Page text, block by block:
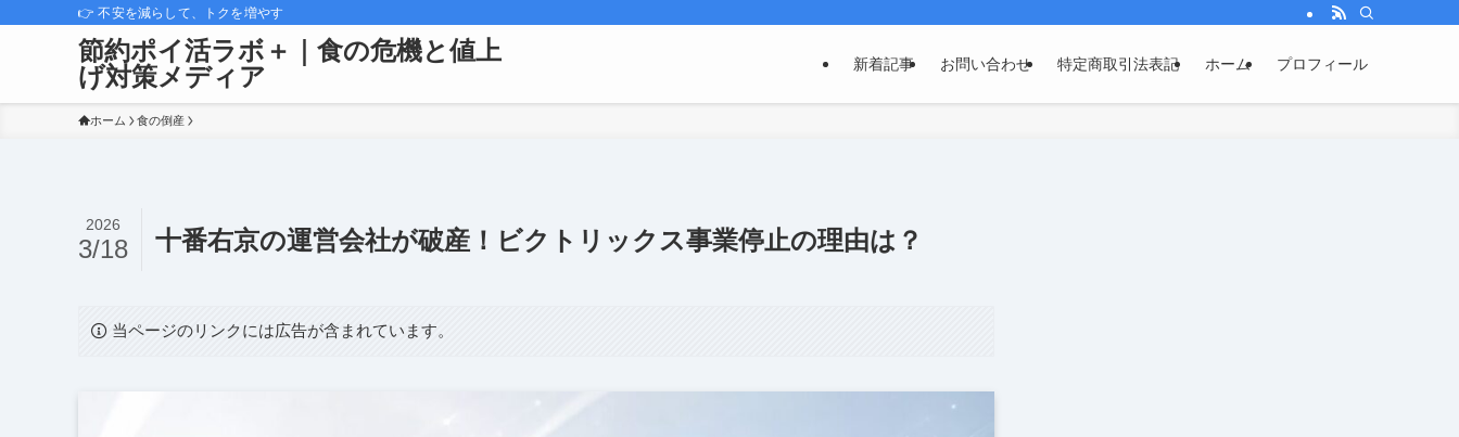
👉 不安を減らして、トクを増やす
節約ポイ活ラボ＋｜食の危機と値上
げ対策メディア
新着記事 お問い合わせ 特定商取引法表記 ホーム プロフィール
ホーム 食の倒産
十番右京の運営会社が破産！ビクトリックス事業停止の理由は？
2026
3/18
当ページのリンクには広告が含まれています。